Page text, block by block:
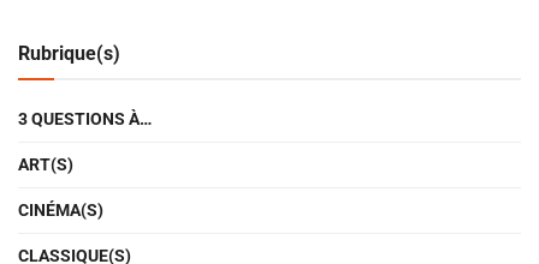
Rubrique(s)
3 QUESTIONS À…
ART(S)
CINÉMA(S)
CLASSIQUE(S)